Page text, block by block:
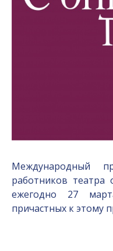
Международный
работников театра
ежегодно 27
причастных к этому